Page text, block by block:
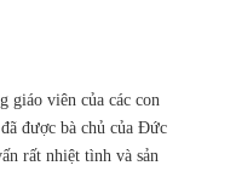
giáo viên của các con
được bà chủ của Đức
rất nhiệt tình và sản